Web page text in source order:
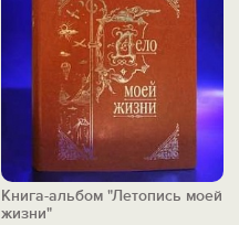
Книга-альбом "Летопись моей
жизни"